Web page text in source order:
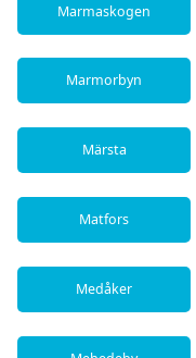
Marmaskogen
Marmorbyn
Märsta
Matfors
Medåker